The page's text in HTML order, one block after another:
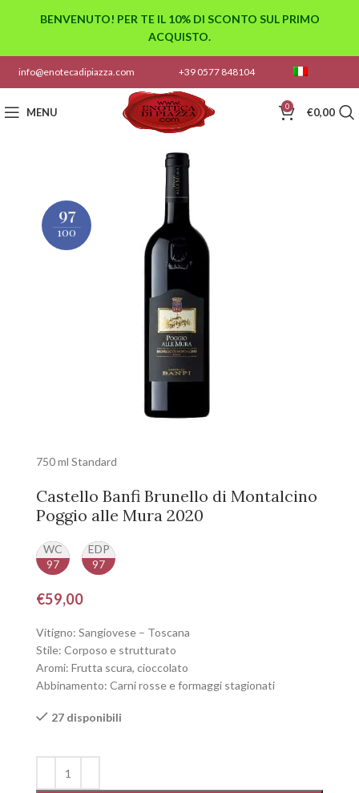
info@enotecadipiazza.com +39 0577 848104
MENU 0 €0,00
97
100
750 ml Standard
Castello Banfi Brunello di Montalcino
Poggio alle Mura 2020
WC
97
EDP
97
€59,00
Vitigno: Sangiovese – Toscana
Stile: Corposo e strutturato
Aromi: Frutta scura, cioccolato
Abbinamento: Carni rosse e formaggi stagionati
27 disponibili
BENVENUTO! PER TE IL 10% DI SCONTO SUL PRIMO
ACQUISTO.